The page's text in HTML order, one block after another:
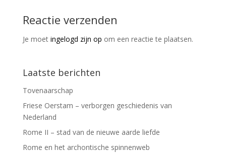
Reactie verzenden
Je moet ingelogd zijn op om een reactie te plaatsen.
Laatste berichten
Tovenaarschap
Friese Oerstam – verborgen geschiedenis van
Nederland
Rome II – stad van de nieuwe aarde liefde
Rome en het archontische spinnenweb